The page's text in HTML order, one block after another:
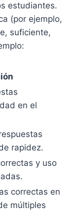
estudiantes.
(por ejemplo,
suficiente,
en el
rapidez.
y uso
correctas en
múltiples